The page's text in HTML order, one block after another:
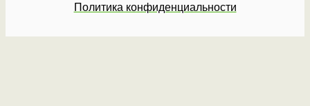
Политика конфиденциальности